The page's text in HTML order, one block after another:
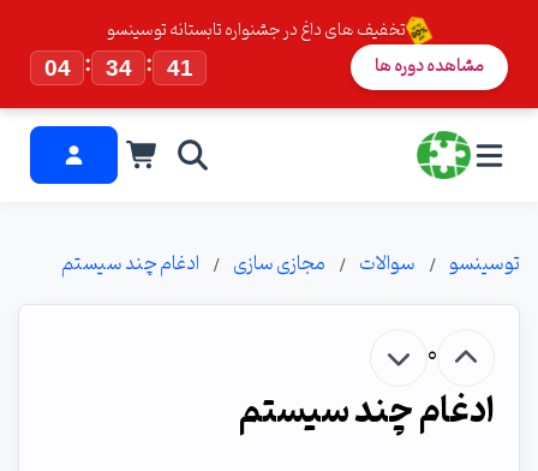
تخفیف های داغ در جشنواره تابستانه توسینسو
04 : 34 : 41 مشاهده دوره ها
توسینسو سوالات مجازی سازی ادغام چند سیستم
0
ادغام چند سیستم